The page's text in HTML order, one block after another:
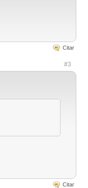
Citar
#3
Citar